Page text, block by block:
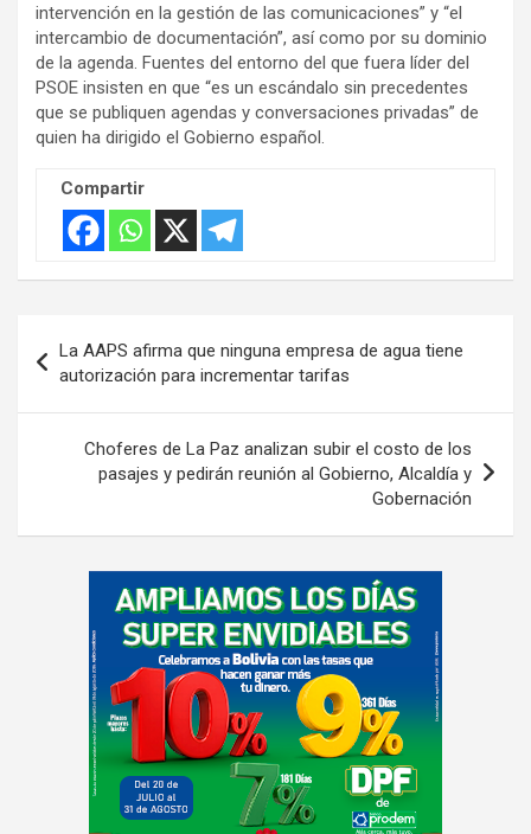
intervención en la gestión de las comunicaciones” y “el
intercambio de documentación”, así como por su dominio
de la agenda. Fuentes del entorno del que fuera líder del
PSOE insisten en que “es un escándalo sin precedentes
que se publiquen agendas y conversaciones privadas” de
quien ha dirigido el Gobierno español.
Compartir
de
entradas
La AAPS afirma que ninguna empresa de agua tiene
autorización para incrementar tarifas
Choferes de La Paz analizan subir el costo de los
pasajes y pedirán reunión al Gobierno, Alcaldía y
Gobernación